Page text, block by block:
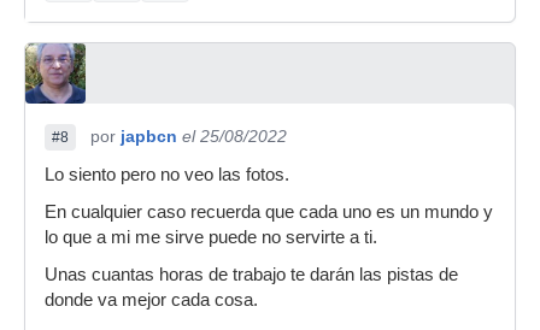
#8 por japbcn el 25/08/2022
Lo siento pero no veo las fotos.
En cualquier caso recuerda que cada uno es un mundo y
lo que a mi me sirve puede no servirte a ti.
Unas cuantas horas de trabajo te darán las pistas de
donde va mejor cada cosa.